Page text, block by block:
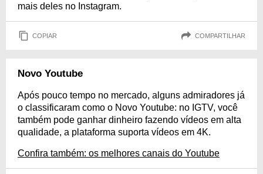
mais deles no Instagram.
COPIAR COMPARTILHAR
Novo Youtube
Após pouco tempo no mercado, alguns admiradores já
o classificaram como o Novo Youtube: no IGTV, você
também pode ganhar dinheiro fazendo vídeos em alta
qualidade, a plataforma suporta vídeos em 4K.
Confira também: os melhores canais do Youtube